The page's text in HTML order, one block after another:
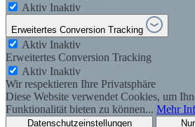
Aktiv Inaktiv
Erweitertes Conversion Tracking
Aktiv Inaktiv
Erweitertes Conversion Tracking
Aktiv Inaktiv
Wir respektieren Ihre Privatsphäre
Diese Website verwendet Cookies, um
Funktionalität bieten zu können... Mehr
Datenschutzeinstellungen